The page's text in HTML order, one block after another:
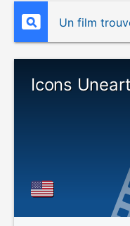
Un film
Icons